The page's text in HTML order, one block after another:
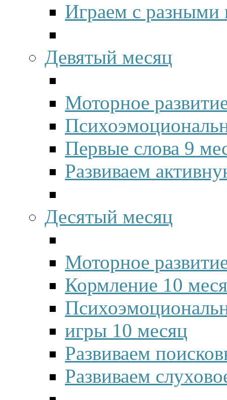
Играем с разными
Девятый месяц
Моторное
Первые слова 9
Развиваем
Десятый месяц
Моторное
Кормление 10
игры 10 месяц
Развиваем
Развиваем